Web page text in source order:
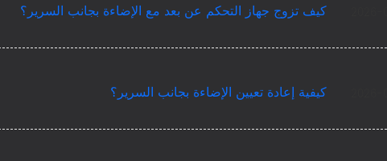
كيف تزوج جهاز التحكم عن بعد مع الإضاءة بجانب السرير؟
كيفية إعادة تعيين الإضاءة بجانب السرير؟